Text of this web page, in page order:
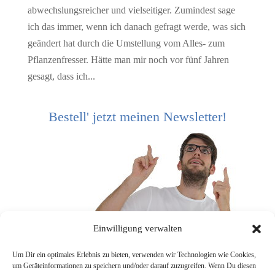
Einwilligung verwalten
Um Dir ein optimales Erlebnis zu bieten, verwenden wir Technologien wie Cookies,
um Geräteinformationen zu speichern und/oder darauf zuzugreifen. Wenn Du diesen
abwechslungsreicher und vielseitiger. Zumindest sage
ich das immer, wenn ich danach gefragt werde, was sich
geändert hat durch die Umstellung vom Alles- zum
Pflanzenfresser. Hätte man mir noch vor fünf Jahren
gesagt, dass ich...
Bestell' jetzt meinen Newsletter!